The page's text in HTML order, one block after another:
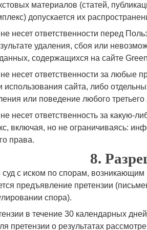
материалов (статей,
допускается их
несет ответственности перед
удаления, сбоя или
содержащихся на сайте
несет ответственности за любые
использования сайта, либо
или поведение любого
несет ответственность за
включая, но не ограничиваясь:
права.
8.
с иском по спорам,
предъявление претензии
спора).
в течение 30 календарных
претензии о результатах